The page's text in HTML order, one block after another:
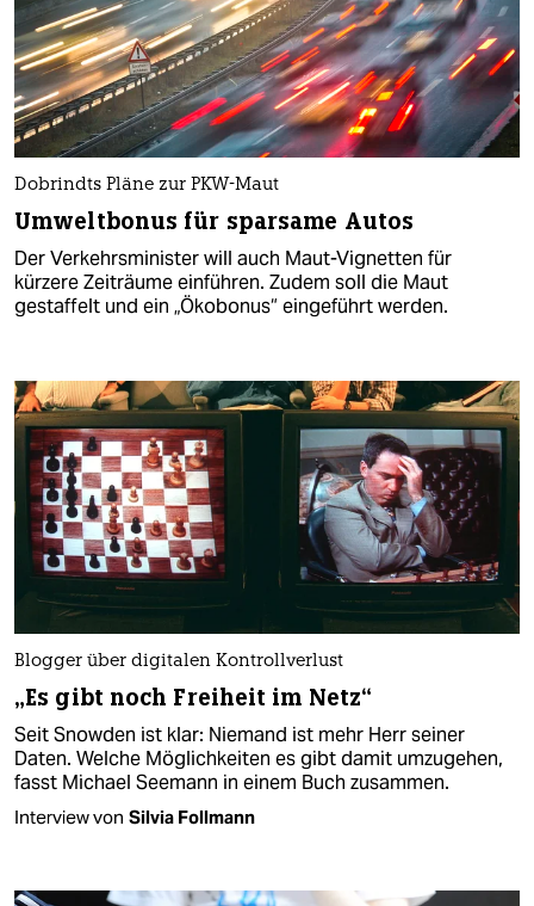
Dobrindts Pläne zur PKW-Maut
Umweltbonus für sparsame Autos
Der Verkehrsminister will auch Maut-Vignetten für
kürzere Zeiträume einführen. Zudem soll die Maut
gestaffelt und ein „Ökobonus“ eingeführt werden.
Blogger über digitalen Kontrollverlust
„Es gibt noch Freiheit im Netz“
Seit Snowden ist klar: Niemand ist mehr Herr seiner
Daten. Welche Möglichkeiten es gibt damit umzugehen,
fasst Michael Seemann in einem Buch zusammen.
Interview von Silvia Follmann